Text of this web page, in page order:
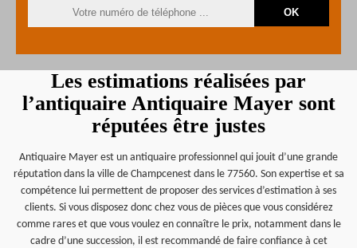
Les estimations réalisées par
l’antiquaire Antiquaire Mayer sont
réputées être justes
Antiquaire Mayer est un antiquaire professionnel qui jouit d’une grande
réputation dans la ville de Champcenest dans le 77560. Son expertise et sa
compétence lui permettent de proposer des services d’estimation à ses
clients. Si vous disposez donc chez vous de pièces que vous considérez
comme rares et que vous voulez en connaître le prix, notamment dans le
cadre d’une succession, il est recommandé de faire confiance à cet